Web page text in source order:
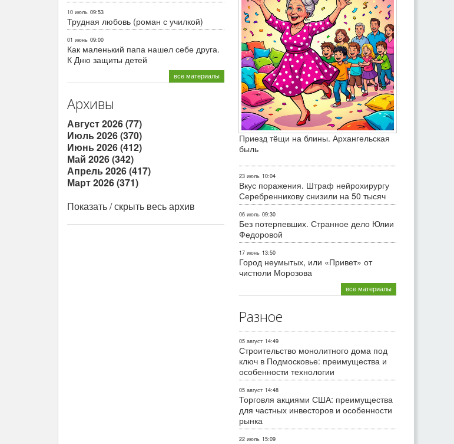
10 июль 09:53
Трудная любовь (роман с училкой)
01 июнь 09:00
Как маленький папа нашел себе друга.
К Дню защиты детей
все материалы
Архивы
Август 2026 (77)
Июль 2026 (370)
Июнь 2026 (412)
Май 2026 (342)
Апрель 2026 (417)
Март 2026 (371)
Показать / скрыть весь архив
Приезд тёщи на блины. Архангельская
быль
23 июль 10:04
Вкус поражения. Штраф нейрохирургу
Серебренникову снизили на 50 тысяч
06 июль 09:30
Без потерпевших. Странное дело Юлии
Федоровой
17 июнь 13:50
Город неумытых, или «Привет» от
чистюли Морозова
все материалы
Разное
05 август 14:49
Строительство монолитного дома под
ключ в Подмосковье: преимущества и
особенности технологии
05 август 14:48
Торговля акциями США: преимущества
для частных инвесторов и особенности
рынка
22 июль 15:09